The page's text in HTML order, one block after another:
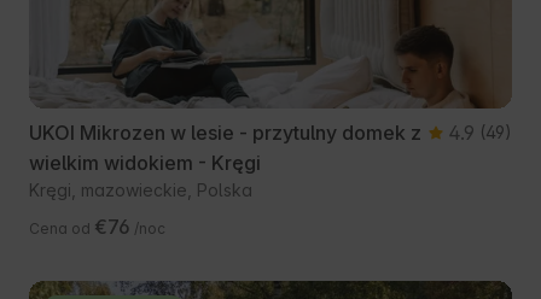
UKOI Mikrozen w lesie - przytulny domek z
wielkim widokiem - Kręgi
4.9 (49)
Kręgi, mazowieckie, Polska
Cena od €76 /noc